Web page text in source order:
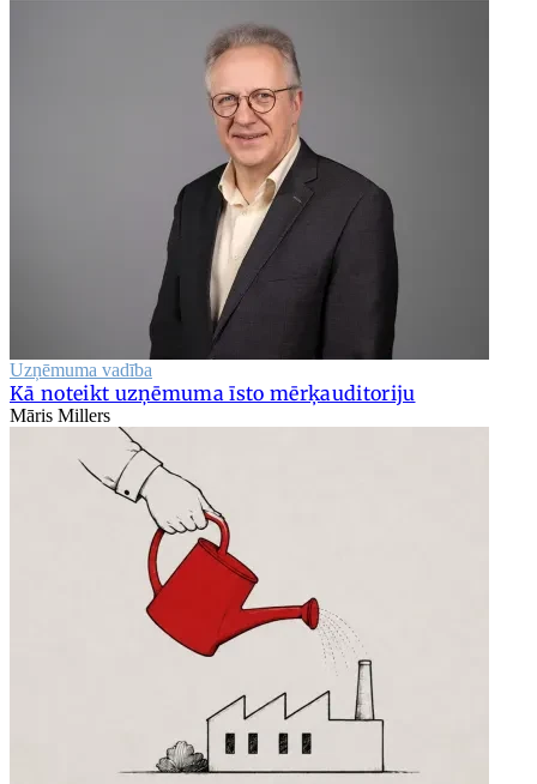
Uzņēmuma vadība
Kā noteikt uzņēmuma īsto mērķauditoriju
Māris Millers